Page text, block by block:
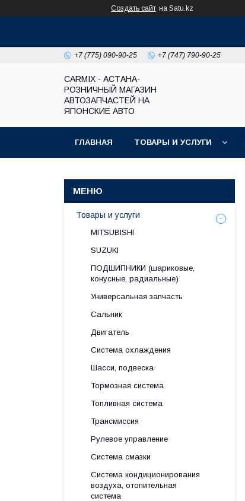
Создать сайт на Satu.kz
+7 (775) 090-90-25 +7 (747) 790-90-25
СARMIX - АСТАНА-
РОЗНИЧНЫЙ МАГАЗИН
АВТОЗАПЧАСТЕЙ НА
ЯПОНСКИЕ АВТО
ГЛАВНАЯ ТОВАРЫ И УСЛУГИ
Товары и услуги
MITSUBISHI
SUZUKI
ПОДШИПНИКИ (шариковые,
конусные, радиальные)
Универсальная запчасть
Сальник
Двигатель
Система охлаждения
Шасси, подвеска
Тормозная система
Топливная система
Трансмиссия
Рулевое управление
Система смазки
Система кондиционирования
воздуха, отопительная
система